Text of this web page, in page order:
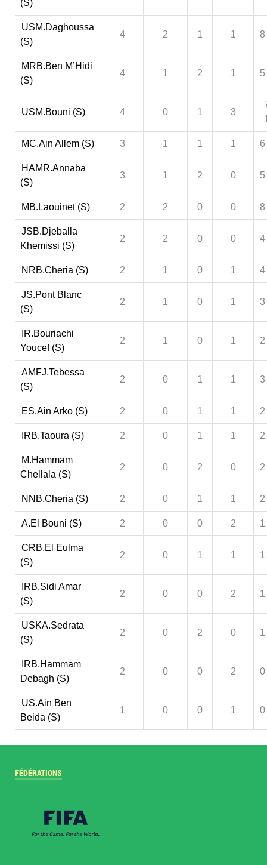
(S)
USM.Daghoussa
(S)
4 2 1 1 8
MRB.Ben M’Hidi
(S)
4 1 2 1 5
USM.Bouni (S) 4 0 1 3
MC.Ain Allem (S) 3 1 1 1 6
HAMR.Annaba
(S)
3 1 2 0 5
MB.Laouinet (S) 2 2 0 0 8
JSB.Djeballa
Khemissi (S)
2 2 0 0 4
NRB.Cheria (S) 2 1 0 1 4
JS.Pont Blanc
(S)
2 1 0 1 3
IR.Bouriachi
Youcef (S)
2 1 0 1 2
AMFJ.Tebessa
(S)
2 0 1 1 3
ES.Ain Arko (S) 2 0 1 1 2
IRB.Taoura (S) 2 0 1 1 2
M.Hammam
Chellala (S)
2 0 2 0 2
NNB.Cheria (S) 2 0 1 1 2
A.El Bouni (S) 2 0 0 2 1
CRB.El Eulma
(S)
2 0 1 1 1
IRB.Sidi Amar
(S)
2 0 0 2 1
USKA.Sedrata
(S)
2 0 2 0 1
IRB.Hammam
Debagh (S)
2 0 0 2 0
US.Ain Ben
Beida (S)
1 0 0 1 0
FÉDÉRATIONS